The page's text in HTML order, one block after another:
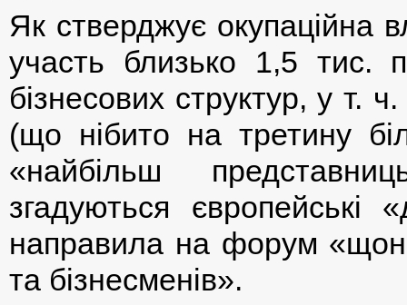
Як стверджує окупаційна
участь близько 1,5 тис.
бізнесових структур, у т.
(що нібито на третину
«найбільш
згадуються європейські
направила на форум
та бізнесменів».